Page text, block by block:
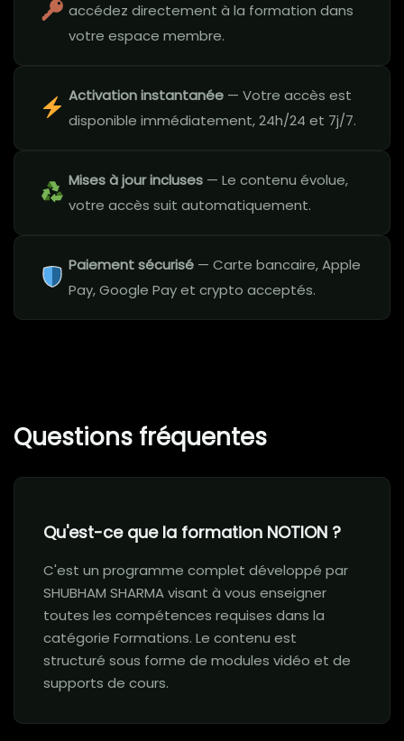
accédez directement à la formation dans
votre espace membre.
Activation instantanée — Votre accès est
disponible immédiatement, 24h/24 et 7j/7.
Mises à jour incluses — Le contenu évolue,
votre accès suit automatiquement.
Paiement sécurisé — Carte bancaire, Apple
Pay, Google Pay et crypto acceptés.
Questions fréquentes
Qu'est-ce que la formation NOTION ?
C'est un programme complet développé par
SHUBHAM SHARMA visant à vous enseigner
toutes les compétences requises dans la
catégorie Formations. Le contenu est
structuré sous forme de modules vidéo et de
supports de cours.